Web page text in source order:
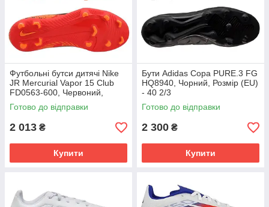
Футбольні бутси дитячі Nike
JR Mercurial Vapor 15 Club
FD0563-600, Червоний,
Розмір (EU) - 38
Готово до відправки
2 013 ₴
Купити
Бути Adidas Copa PURE.3 FG
HQ8940, Чорний, Розмір (EU)
- 40 2/3
Готово до відправки
2 300 ₴
Купити